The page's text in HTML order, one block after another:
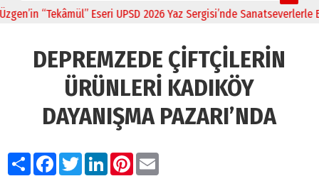
“Tekâmül” Eseri UPSD 2026 Yaz Sergisi’nde Sanatseverlerle
DEPREMZEDE ÇİFTÇİLERİN
ÜRÜNLERİ KADIKÖY
DAYANIŞMA PAZARI’NDA
PaylaşFacebook
TwitterLinkedIn
Pinterest
Email